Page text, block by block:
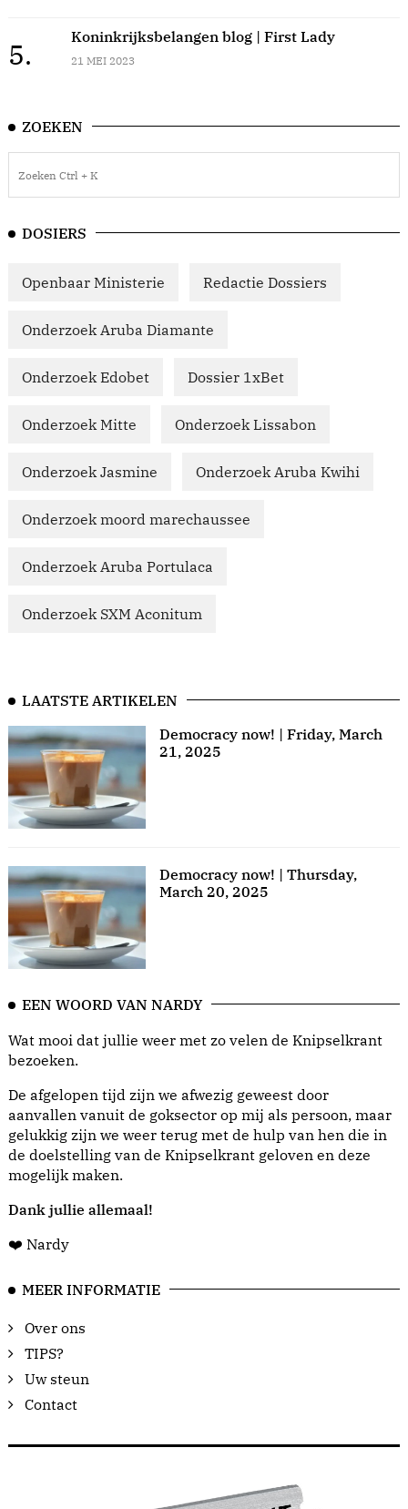
5.
Koninkrijksbelangen blog | First Lady
21 MEI 2023
ZOEKEN
DOSIERS
Openbaar Ministerie Redactie Dossiers
Onderzoek Aruba Diamante
Onderzoek Edobet Dossier 1xBet
Onderzoek Mitte Onderzoek Lissabon
Onderzoek Jasmine Onderzoek Aruba Kwihi
Onderzoek moord marechaussee
Onderzoek Aruba Portulaca
Onderzoek SXM Aconitum
LAATSTE ARTIKELEN
Democracy now! | Friday, March
21, 2025
Democracy now! | Thursday,
March 20, 2025
EEN WOORD VAN NARDY
Wat mooi dat jullie weer met zo velen de Knipselkrant
bezoeken.
De afgelopen tijd zijn we afwezig geweest door
aanvallen vanuit de goksector op mij als persoon, maar
gelukkig zijn we weer terug met de hulp van hen die in
de doelstelling van de Knipselkrant geloven en deze
mogelijk maken.
Dank jullie allemaal!
❤️ Nardy
MEER INFORMATIE
Over ons
TIPS?
Uw steun
Contact